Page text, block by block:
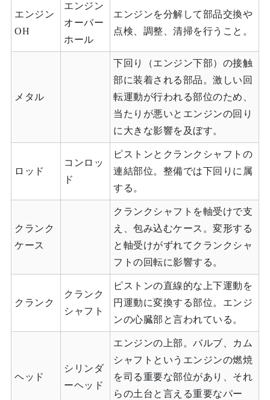
エンジン
OH
エンジン
オーバー
ホール
エンジンを分解して部品交換や
点検、調整、清掃を行うこと。
メタル
下回り（エンジン下部）の接触
部に装着される部品。激しい回
転運動が行われる部位のため、
当たりが悪いとエンジンの回り
に大きな影響を及ぼす。
ロッド
コンロッ
ド
ピストンとクランクシャフトの
連結部位。整備では下回りに属
する。
クランク
ケース
クランクシャフトを軸受けで支
え、包み込むケース。変形する
と軸受けがずれてクランクシャ
フトの回転に影響する。
クランク
クランク
シャフト
ピストンの直線的な上下運動を
円運動に変換する部位。エンジ
ンの心臓部と言われている。
ヘッド
シリンダ
ーヘッド
エンジンの上部。バルブ、カム
シャフトというエンジンの燃焼
を司る重要な部位があり、それ
らの土台と言える重要なパー